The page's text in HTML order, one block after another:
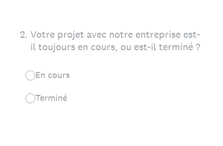
2. Votre projet avec notre entreprise est-
il toujours en cours, ou est-il terminé ?
En cours
Terminé